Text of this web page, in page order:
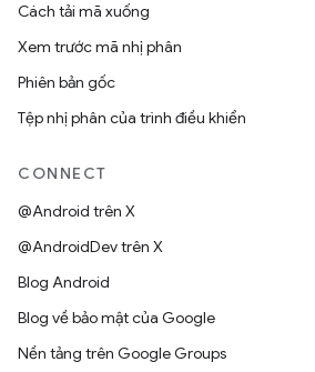
Cách tải mã xuống
Xem trước mã nhị phân
Phiên bản gốc
Tệp nhị phân của trình điều khiển
CONNECT
@Android trên X
@AndroidDev trên X
Blog Android
Blog về bảo mật của Google
Nền tảng trên Google Groups